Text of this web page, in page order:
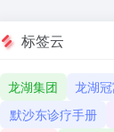
标签云
龙湖集团 龙湖
默沙东诊疗手册